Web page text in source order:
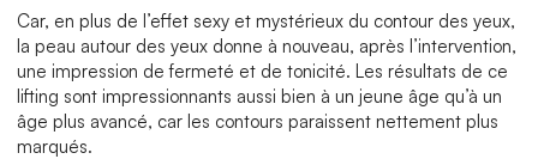
Car, en plus de l’effet sexy et mystérieux du contour des yeux,
la peau autour des yeux donne à nouveau, après l’intervention,
une impression de fermeté et de tonicité. Les résultats de ce
lifting sont impressionnants aussi bien à un jeune âge qu’à un
âge plus avancé, car les contours paraissent nettement plus
marqués.